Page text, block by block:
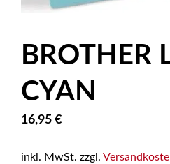
BROTHER
CYAN
16,95 €
inkl. MwSt. zzgl.